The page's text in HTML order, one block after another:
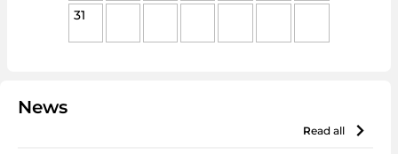
31
News
read all